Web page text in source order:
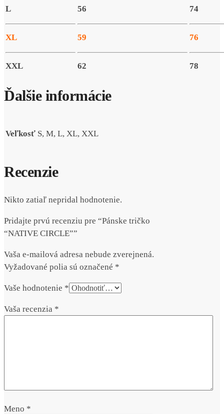
L 56 74
XL 59 76
XXL 62 78
Ďalšie informácie
Veľkosť S, M, L, XL, XXL
Recenzie
Nikto zatiaľ nepridal hodnotenie.
Pridajte prvú recenziu pre “Pánske tričko
“NATIVE CIRCLE””
Vaša e-mailová adresa nebude zverejnená.
Vyžadované polia sú označené *
Vaše hodnotenie *
Vaša recenzia *
Meno *